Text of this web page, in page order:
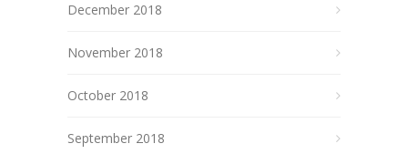
December 2018
November 2018
October 2018
September 2018